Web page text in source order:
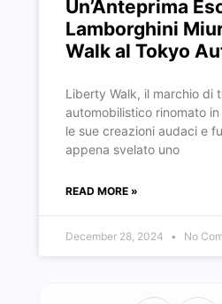
Un’Anteprima
Lamborghini
Walk al Tokyo
Liberty Walk, il marchio di
automobilistico rinomato
le sue creazioni audaci e
appena svelato uno
READ MORE »
December 28, 2024 No